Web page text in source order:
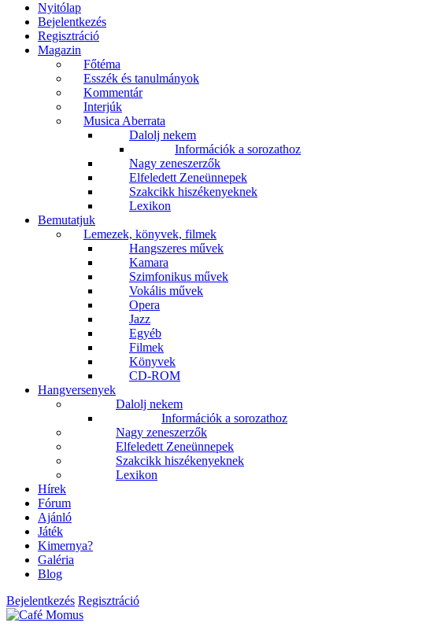
Nyitólap
Bejelentkezés
Regisztráció
Magazin
Főtéma
Esszék és tanulmányok
Kommentár
Interjúk
Musica Aberrata
Dalolj nekem
Információk a sorozathoz
Nagy zeneszerzők
Elfeledett Zeneünnepek
Szakcikk hiszékenyeknek
Lexikon
Bemutatjuk
Lemezek, könyvek, filmek
Hangszeres művek
Kamara
Szimfonikus művek
Vokális művek
Opera
Jazz
Egyéb
Filmek
Könyvek
CD-ROM
Hangversenyek
Dalolj nekem
Információk a sorozathoz
Nagy zeneszerzők
Elfeledett Zeneünnepek
Szakcikk hiszékenyeknek
Lexikon
Hírek
Fórum
Ajánló
Játék
Kimernya?
Galéria
Blog
Bejelentkezés Regisztráció